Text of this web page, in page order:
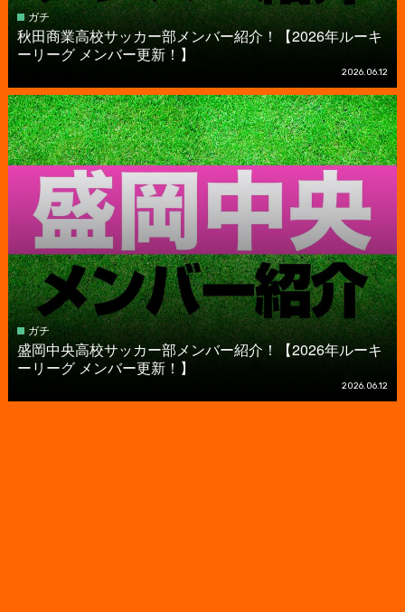
ガチ
秋田商業高校サッカー部メンバー紹介！【2026年ルーキ
ーリーグ メンバー更新！】
2026.06.12
ガチ
盛岡中央高校サッカー部メンバー紹介！【2026年ルーキ
ーリーグ メンバー更新！】
2026.06.12